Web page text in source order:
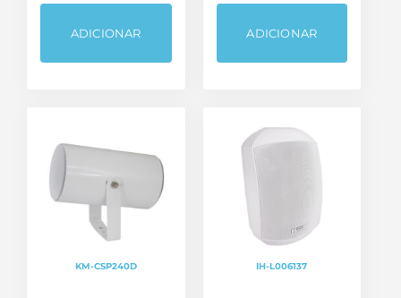
ADICIONAR ADICIONAR
KM-CSP240D IH-L006137